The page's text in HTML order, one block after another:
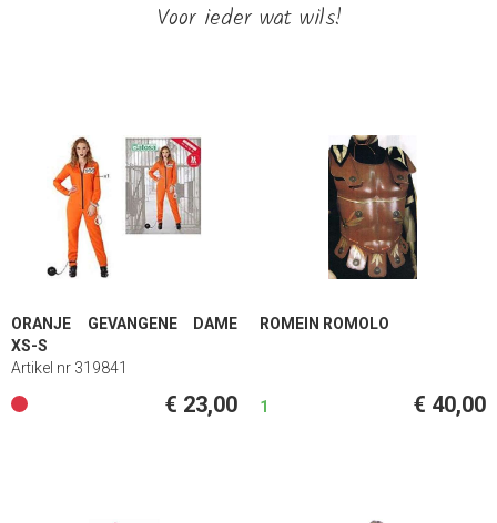
Voor ieder wat wils!
ORANJE GEVANGENE DAME
XS-S
Artikel nr 319841
€ 23,00
ROMEIN ROMOLO
1 € 40,00